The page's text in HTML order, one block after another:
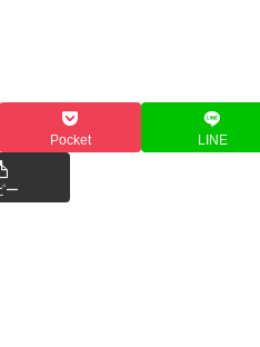
Pocket LINE
ー